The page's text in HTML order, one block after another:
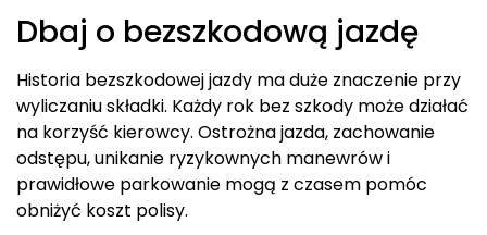
Dbaj o bezszkodową jazdę
Historia bezszkodowej jazdy ma duże znaczenie przy
wyliczaniu składki. Każdy rok bez szkody może działać
na korzyść kierowcy. Ostrożna jazda, zachowanie
odstępu, unikanie ryzykownych manewrów i
prawidłowe parkowanie mogą z czasem pomóc
obniżyć koszt polisy.